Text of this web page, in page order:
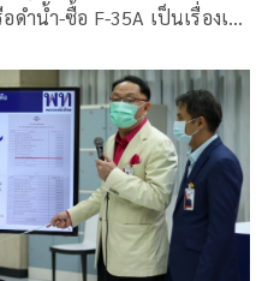
ำน้ำ-ซื้อ F-35A เป็นเรื่องเก่า
ปดาห์จะดีกว่า